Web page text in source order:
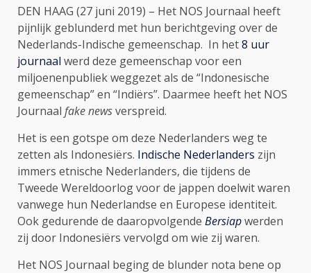
DEN HAAG (27 juni 2019) – Het NOS Journaal heeft
pijnlijk geblunderd met hun berichtgeving over de
Nederlands-Indische gemeenschap. In het8 uur
journaal werd deze gemeenschap voor een
miljoenenpubliek weggezet als de “Indonesische
gemeenschap” en “Indiërs”. Daarmee heeft het NOS
Journaal fake newsverspreid.
Het is een gotspe om deze Nederlanders weg te
zetten als Indonesiërs. Indische Nederlanders zijn
immers etnische Nederlanders, die tijdens de
Tweede Wereldoorlog voor de jappen doelwit waren
vanwege hun Nederlandse en Europese identiteit.
Ook gedurende de daaropvolgende Bersiapwerden
zij door Indonesiërs vervolgd om wie zij waren.
Het NOS Journaal beging de blunder nota bene op